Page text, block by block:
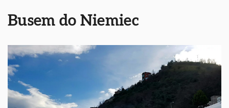
Busem do Niemiec